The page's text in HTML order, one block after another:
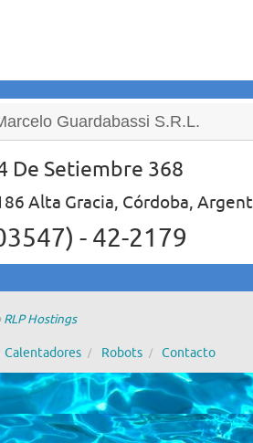
Guardabassi S.R.L.
De Setiembre 368
Alta Gracia, Córdoba,
- 42-2179
RLP Hostings
Calentadores Robots Contacto